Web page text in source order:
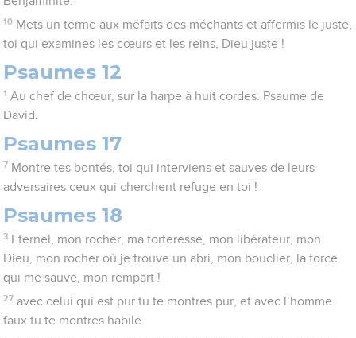
10 Mets un terme aux méfaits des méchants et affermis le juste,
toi qui examines les cœurs et les reins, Dieu juste !
Psaumes 12
1 Au chef de chœur, sur la harpe à huit cordes. Psaume de
David.
Psaumes 17
7 Montre tes bontés, toi qui interviens et sauves de leurs
adversaires ceux qui cherchent refuge en toi !
Psaumes 18
3 Eternel, mon rocher, ma forteresse, mon libérateur, mon
Dieu, mon rocher où je trouve un abri, mon bouclier, la force
qui me sauve, mon rempart !
27 avec celui qui est pur tu te montres pur, et avec l’homme
faux tu te montres habile.